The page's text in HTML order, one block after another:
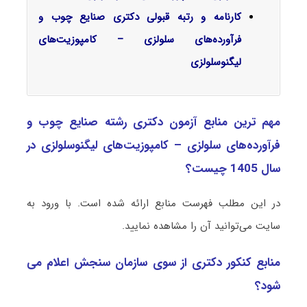
کارنامه و رتبه قبولی دکتری صنایع چوب و
فرآورده‌های سلولزی – کامپوزیت‌های
لیگنوسلولزی
مهم ترین منابع آزمون دکتری رشته صنایع چوب و
فرآورده‌های سلولزی – کامپوزیت‌های لیگنوسلولزی در
سال 1405 چیست؟
در این مطلب فهرست منابع ارائه شده است. با ورود به
سایت می‌توانید آن را مشاهده نمایید.
منابع کنکور دکتری از سوی سازمان سنجش اعلام می
شود؟